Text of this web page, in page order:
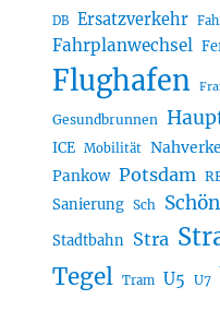
DB Ersatzverkehr
Fahrplanwechsel
Flughafen
Gesundbrunnen
ICE Mobilität
Pankow Potsdam
Sanierung Sch
Stadtbahn Stra
Tegel Tram U5 U7